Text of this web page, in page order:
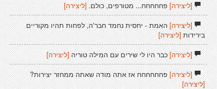
[ליצירה]פחחחחח... מטורפים, כולם.[ליצירה]
[ליצירה]האמת - יחסית נחמד חבר'ה, לפחות תהיו מקוריים
בירידות [ליצירה]
[ליצירה]כבר היו לי שירים עם המילה טוריה [ליצירה]
[ליצירה]פחחחחחח אז אתה מודה שאתה ממחזר יצירות?
[ליצירה]